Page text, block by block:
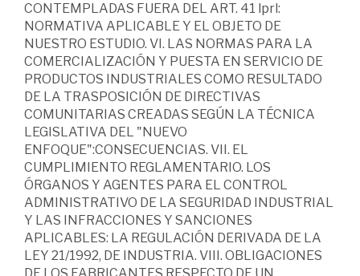
CONTEMPLADAS FUERA DEL ART. 41 lprl:
NORMATIVA APLICABLE Y EL OBJETO DE
NUESTRO ESTUDIO. VI. LAS NORMAS PARA LA
COMERCIALIZACIÓN Y PUESTA EN SERVICIO DE
PRODUCTOS INDUSTRIALES COMO RESULTADO
DE LA TRASPOSICIÓN DE DIRECTIVAS
COMUNITARIAS CREADAS SEGÚN LA TÉCNICA
LEGISLATIVA DEL "NUEVO
ENFOQUE":CONSECUENCIAS. VII. EL
CUMPLIMIENTO REGLAMENTARIO. LOS
ÓRGANOS Y AGENTES PARA EL CONTROL
ADMINISTRATIVO DE LA SEGURIDAD INDUSTRIAL
Y LAS INFRACCIONES Y SANCIONES
APLICABLES: LA REGULACIÓN DERIVADA DE LA
LEY 21/1992, DE INDUSTRIA. VIII. OBLIGACIONES